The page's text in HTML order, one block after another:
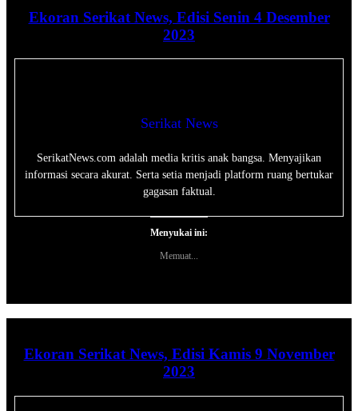
Ekoran Serikat News, Edisi Senin 4 Desember
2023
Serikat News
SerikatNews.com adalah media kritis anak bangsa. Menyajikan
informasi secara akurat. Serta setia menjadi platform ruang bertukar
gagasan faktual.
Menyukai ini:
Memuat...
Ekoran Serikat News, Edisi Kamis 9 November
2023